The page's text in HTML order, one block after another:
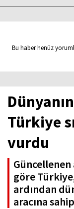
Bu haber henüz
Türkiye
vurdu
göre
ardından
aracına